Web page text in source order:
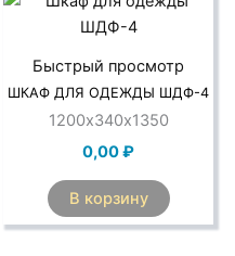
Быстрый просмотр
ШКАФ ДЛЯ ОДЕЖДЫ ШДФ-4
1200х340х1350
0,00₽
В корзину